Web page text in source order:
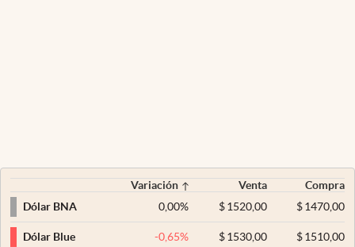
Variación Venta
Compra
Dólar BNA
0,00% $ 1520,00 $1470,00
Dólar Blue -0,65% $ 1530,00 $1510,00